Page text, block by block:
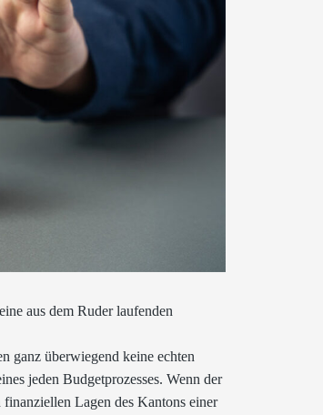
aus dem Ruder laufenden
ganz überwiegend keine echten
jeden Budgetprozesses. Wenn der
finanziellen Lagen des Kantons einer